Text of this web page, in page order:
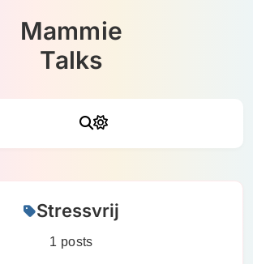
Mammie
Talks
Stressvrij
1 posts